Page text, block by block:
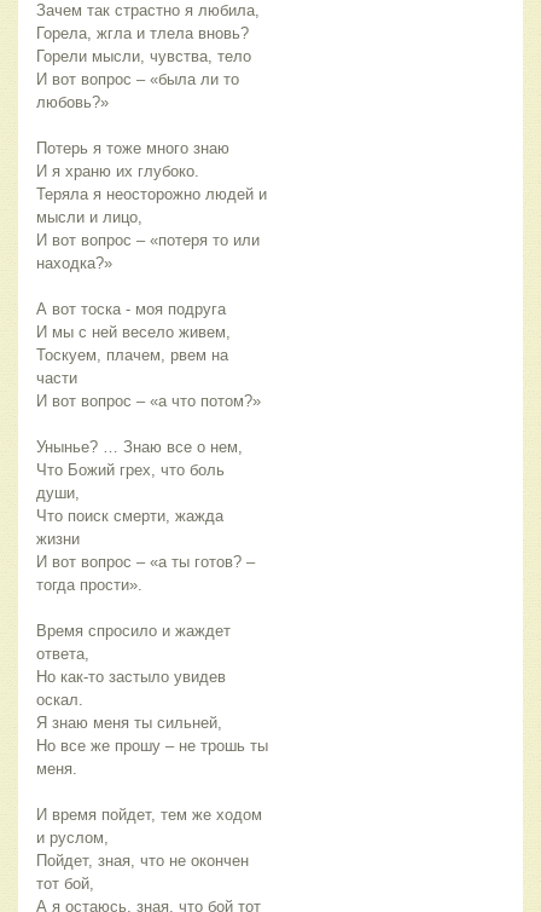
Зачем так страстно я любила,
Горела, жгла и тлела вновь?
Горели мысли, чувства, тело
И вот вопрос – «была ли то
любовь?»
Потерь я тоже много знаю
И я храню их глубоко.
Теряла я неосторожно людей и
мысли и лицо,
И вот вопрос – «потеря то или
находка?»
А вот тоска - моя подруга
И мы с ней весело живем,
Тоскуем, плачем, рвем на
части
И вот вопрос – «а что потом?»
Унынье? … Знаю все о нем,
Что Божий грех, что боль
души,
Что поиск смерти, жажда
жизни
И вот вопрос – «а ты готов? –
тогда прости».
Время спросило и жаждет
ответа,
Но как-то застыло увидев
оскал.
Я знаю меня ты сильней,
Но все же прошу – не трошь ты
меня.
И время пойдет, тем же ходом
и руслом,
Пойдет, зная, что не окончен
тот бой,
А я остаюсь, зная, что бой тот